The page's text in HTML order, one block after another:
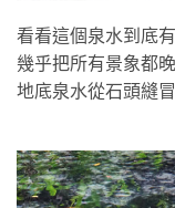
看看這個泉水到底
幾乎把所有景象都
地底泉水從石頭縫